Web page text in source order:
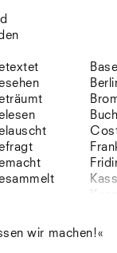
Basel
wir machen!«